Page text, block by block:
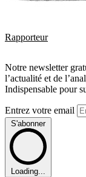
Rapporteur
Notre newsletter
l’actualité et de
Indispensable pour
Entrez votre email
S'abonner
Loading...